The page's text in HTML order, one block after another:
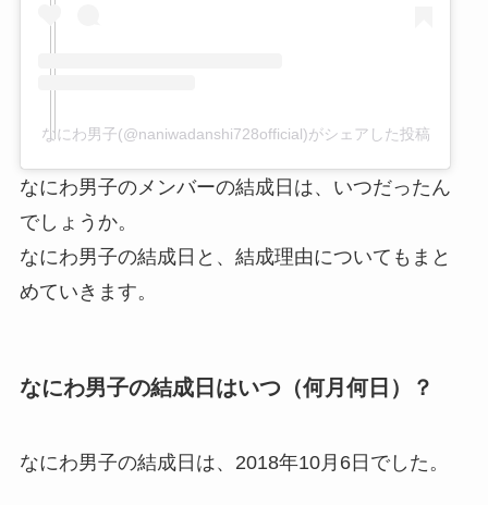
なにわ男子(@naniwadanshi728official)がシェアした投稿
なにわ男子のメンバーの結成日は、いつだったん
でしょうか。
なにわ男子の結成日と、結成理由についてもまと
めていきます。
なにわ男子の結成日はいつ（何月何日）？
なにわ男子の結成日は、2018年10月6日でした。